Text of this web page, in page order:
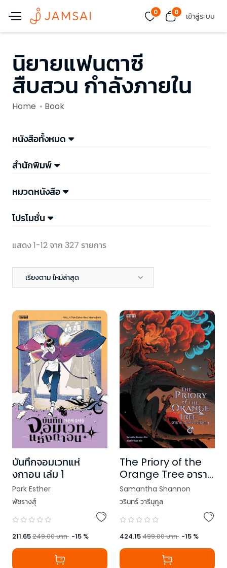
0 0 เข้าสู่ระบบ
นิยายแฟนตาซี
สืบสวน กำลังภายใน
Home Book
หนังสือทั้งหมด
สำนักพิมพ์
หมวดหนังสือ
โปรโมชั่น
แสดง 1-12 จาก 327 รายการ
เรียงตาม ใหม่ล่าสุด
บันทึกจอมเวทแห่
งกาอน เล่ม 1
Park Esther
พัชรางสุ์
211.65249.00บาท -15 %
The Priory of the
Orange Tree อาราม
เวทมังกรไร้นาม เล่ม 1
Samantha Shannon
วรินทร์ วารีนุกูล
424.15499.00บาท -15 %